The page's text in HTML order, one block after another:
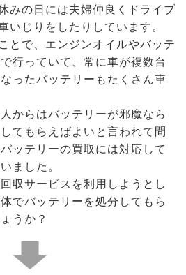
みの日には夫婦仲良くドライブ
いじりをしたりしています。
とで、エンジンオイルやバッテ
行っていて、常に車が複数台
ったバッテリーもたくさん車
からはバッテリーが邪魔なら
てもらえばよいと言われて問
ッテリーの買取には対応して
ました。
収サービスを利用しようとし
でバッテリーを処分してもら
うか？